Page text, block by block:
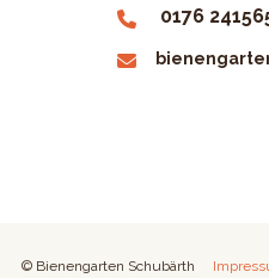
0176
© Bienengarten Schubärth